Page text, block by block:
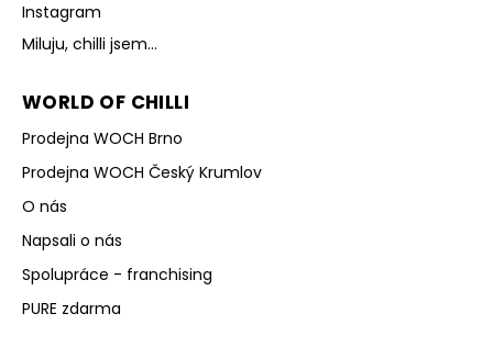
Instagram
Miluju, chilli jsem...
WORLD OF CHILLI
Prodejna WOCH Brno
Prodejna WOCH Český Krumlov
O nás
Napsali o nás
Spolupráce - franchising
PURE zdarma